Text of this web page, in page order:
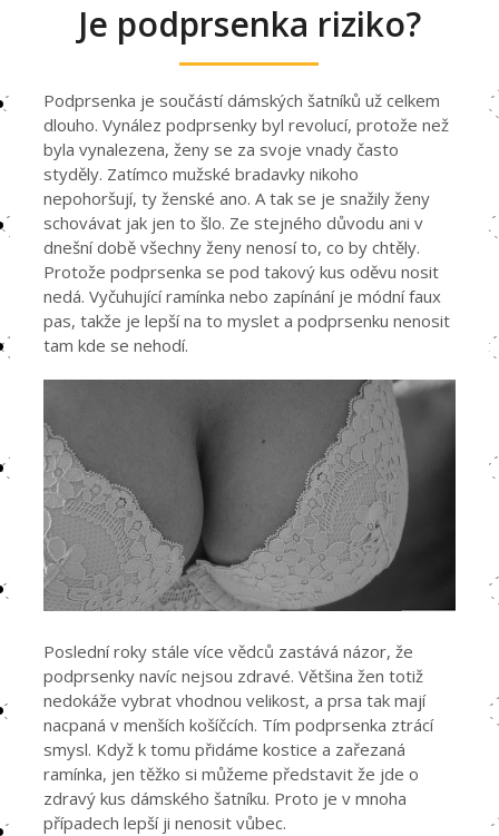
Je podprsenka riziko?
Podprsenka je součástí dámských šatníků už celkem
dlouho. Vynález podprsenky byl revolucí, protože než
byla vynalezena, ženy se za svoje vnady často
styděly. Zatímco mužské bradavky nikoho
nepohoršují, ty ženské ano. A tak se je snažily ženy
schovávat jak jen to šlo. Ze stejného důvodu ani v
dnešní době všechny ženy nenosí to, co by chtěly.
Protože podprsenka se pod takový kus oděvu nosit
nedá. Vyčuhující ramínka nebo zapínání je módní faux
pas, takže je lepší na to myslet a podprsenku nenosit
tam kde se nehodí.
Poslední roky stále více vědců zastává názor, že
podprsenky navíc nejsou zdravé. Většina žen totiž
nedokáže vybrat vhodnou velikost, a prsa tak mají
nacpaná v menších košíčcích. Tím podprsenka ztrácí
smysl. Když k tomu přidáme kostice a zařezaná
ramínka, jen těžko si můžeme představit že jde o
zdravý kus dámského šatníku. Proto je v mnoha
případech lepší ji nenosit vůbec.